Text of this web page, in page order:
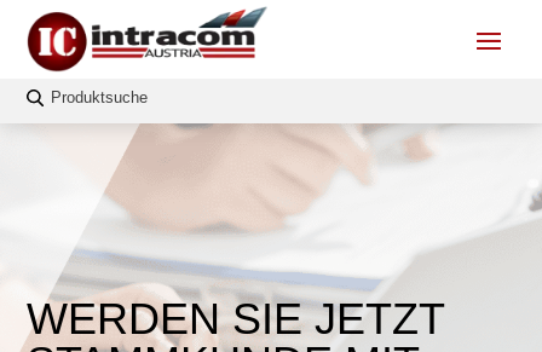
WERDEN SIE JETZT